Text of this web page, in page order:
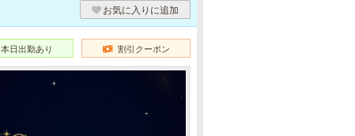
お気に入りに追加
本日出勤あり 割引クーポン